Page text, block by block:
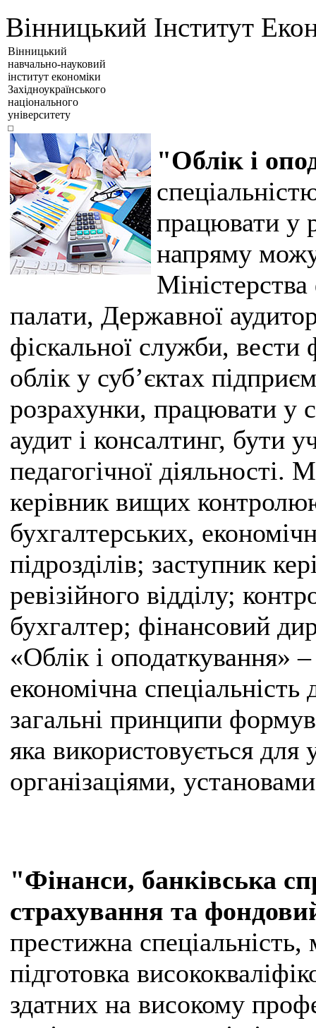
Вінницький Інститут
Вінницький
навчально-науковий
інститут економіки
Західноукраїнського
національного
університету
"Облік і
працювати у
напряму
палати, Державної
фіскальної служби, вести
облік у суб’єктах
розрахунки, працювати у
аудит і консалтинг, бути
педагогічної
керівник вищих
бухгалтерських,
підрозділів; заступник
ревізійного відділу;
бухгалтер; фінансовий
«Облік і оподаткування»
економічна
загальні принципи
яка використовується
організаціями,
"Фінанси, банківська
страхування та
престижна спеціальність,
підготовка
здатних на високому